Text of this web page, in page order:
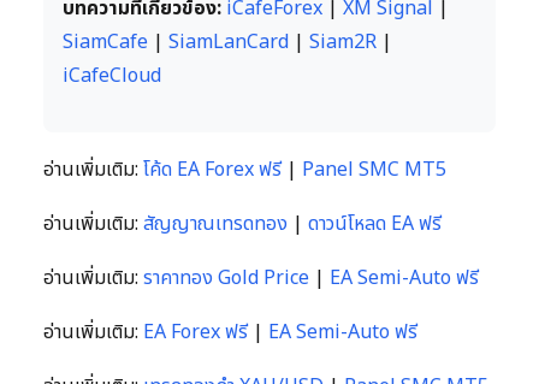
บทความที่เกี่ยวข้อง: iCafeForex | XM Signal |
SiamCafe | SiamLanCard | Siam2R |
iCafeCloud
อ่านเพิ่มเติม: โค้ด EA Forex ฟรี| Panel SMC MT5
อ่านเพิ่มเติม: สัญญาณเทรดทอง | ดาวน์โหลด EA ฟรี
อ่านเพิ่มเติม: ราคาทอง Gold Price | EA Semi-Auto ฟรี
อ่านเพิ่มเติม: EA Forex ฟรี| EA Semi-Auto ฟรี